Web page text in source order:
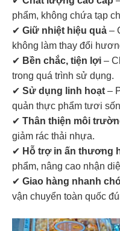
phẩm, không chứa tạp
✔ Giữ nhiệt hiệu quả –
không làm thay đổi
✔ Bền chắc, tiện lợi –
trong quá trình sử dụng.
✔ Sử dụng linh hoạt –
quản thực phẩm tươi
✔ Thân thiện môi
giảm rác thải nhựa.
✔ Hỗ trợ in ấn thương
phẩm, nâng cao nhận
✔ Giao hàng nhanh
vận chuyển toàn quốc